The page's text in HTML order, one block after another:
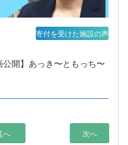
公開】あっき〜ともっち〜
寄付を受けた施設の声
へ 次へ